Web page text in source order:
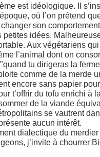
est idéologique. Il
où l’on prétend
son
petites idées.
Aux végétariens
l’animal dont on
tu dirigeras la
comme de la merde
encore sans papier
t’offrir du tofu enrichi à
de la viande
se vautrent
aucun intérêt.
dialectique du
j’invite à chourrer